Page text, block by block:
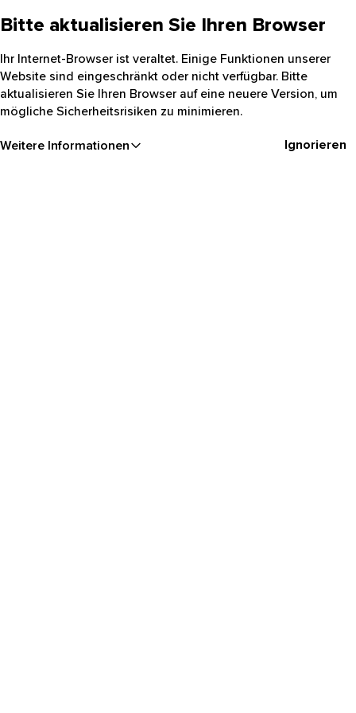
Bitte aktualisieren Sie Ihren Browser
Ihr Internet-Browser ist veraltet. Einige Funktionen unserer
Website sind eingeschränkt oder nicht verfügbar. Bitte
aktualisieren Sie Ihren Browser auf eine neuere Version, um
mögliche Sicherheitsrisiken zu minimieren.
Weitere Informationen Ignorieren